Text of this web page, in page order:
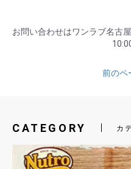
お問い合わせはワンラブ名古
前のペ
CATEGORY カ